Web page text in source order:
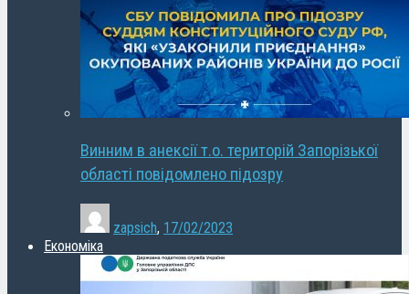
Винним в анексії т.о. територій Запорізької
області повідомлено підозру
zapsich, 17/02/2023
Економіка